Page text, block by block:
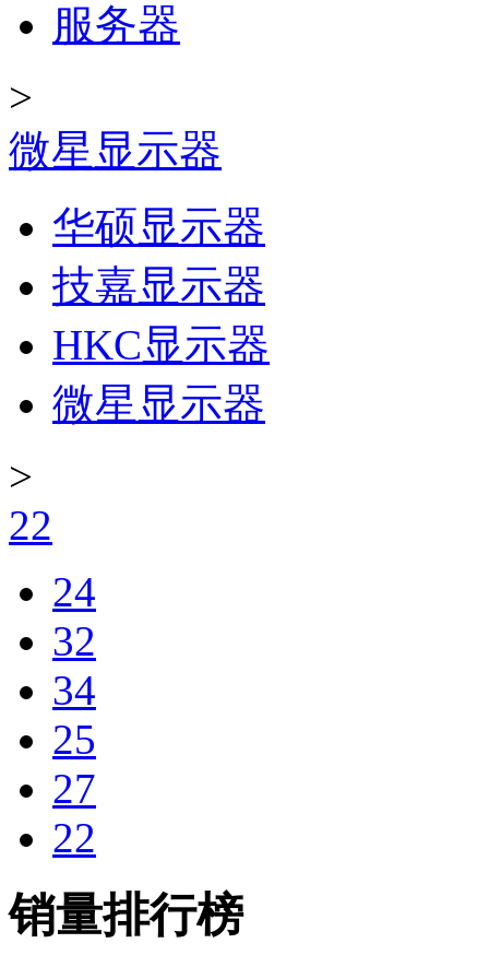
服务器
>
微星显示器
华硕显示器
技嘉显示器
HKC显示器
微星显示器
>
22
24
32
34
25
27
22
销量排行榜